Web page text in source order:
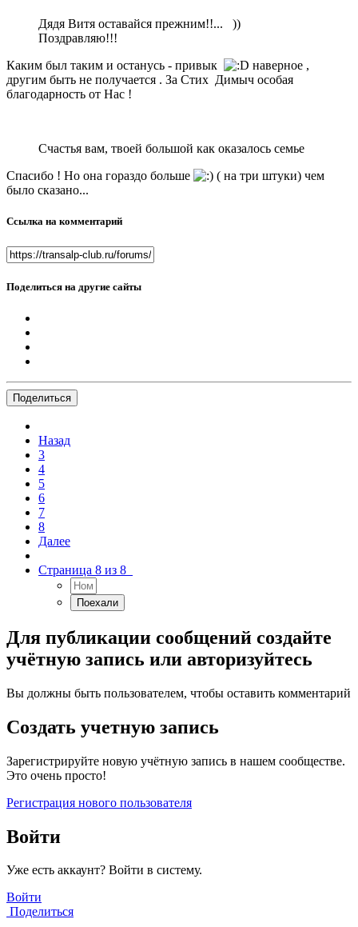
Дядя Витя оставайся прежним!!... ))
Поздравляю!!!
Каким был таким и останусь - привык
наверное ,
другим быть не получается . За Стих Димыч особая
благодарность от Нас !
Счастья вам, твоей большой как оказалось семье
Спасибо ! Но она гораздо больше
( на три штуки) чем
было сказано...
Ссылка на комментарий
Поделиться на другие сайты
Поделиться
Назад
3
4
5
6
7
8
Далее
Страница 8 из 8
Для публикации сообщений создайте
учётную запись или авторизуйтесь
Вы должны быть пользователем, чтобы оставить комментарий
Создать учетную запись
Зарегистрируйте новую учётную запись в нашем сообществе.
Это очень просто!
Регистрация нового пользователя
Войти
Уже есть аккаунт? Войти в систему.
Войти
Поделиться